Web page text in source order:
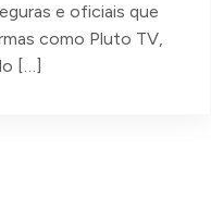
e oficiais que
como Pluto TV,
[…]